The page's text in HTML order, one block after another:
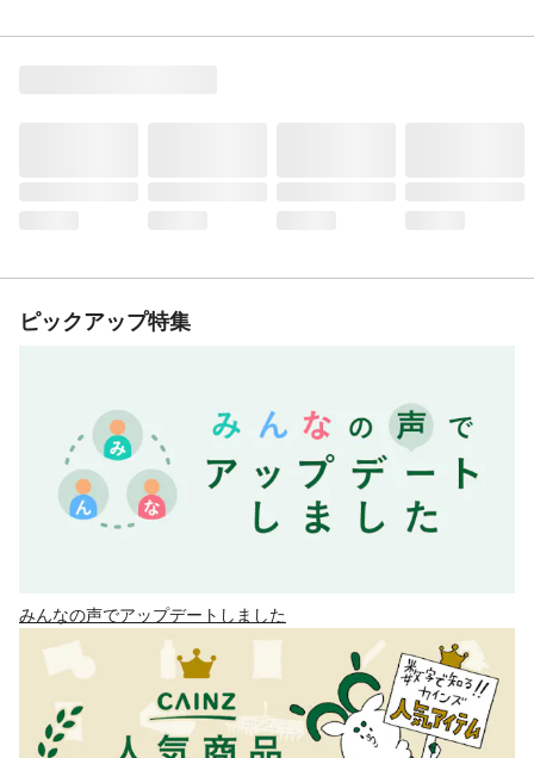
ピックアップ特集
みんなの声でアップデートしました